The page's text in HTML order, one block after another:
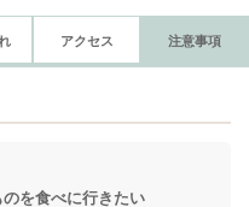
アクセス 注意事項
食べに行きたい